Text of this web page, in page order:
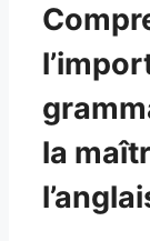
la